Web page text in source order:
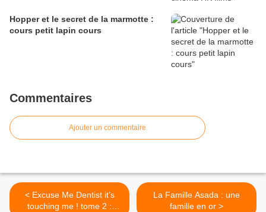
Hopper et le secret de la marmotte :
cours petit lapin cours
Commentaires
Ajouter un commentaire
< Excuse Me Dentist it’s
touching me ! tome 2 :
La Famille Asada : une
famille en or >